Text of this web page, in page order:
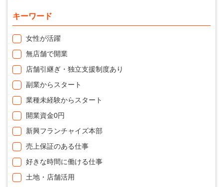
キーワード
女性が活躍
無店舗で開業
店舗引継ぎ・独立支援制度あり
副業からスタート
業種未経験からスタート
開業資金0円
新興フランチャイズ本部
売上保証のある仕事
好きな時間に働ける仕事
土地・店舗活用